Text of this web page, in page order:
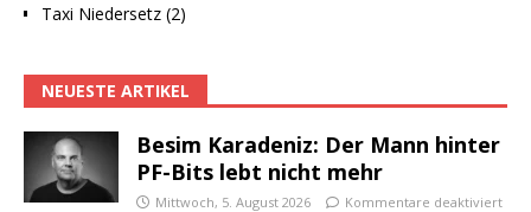
Taxi Niedersetz (2)
NEUESTE ARTIKEL
Besim Karadeniz: Der Mann hinter
PF-Bits lebt nicht mehr
Mittwoch, 5. August 2026 Kommentare deaktiviert